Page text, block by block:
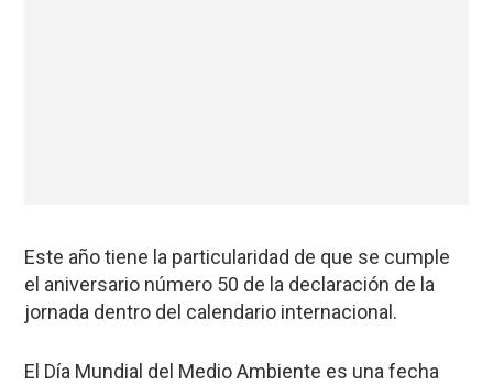
Este año tiene la particularidad de que se cumple
el aniversario número 50 de la declaración de la
jornada dentro del calendario internacional.
El Día Mundial del Medio Ambiente es una fecha